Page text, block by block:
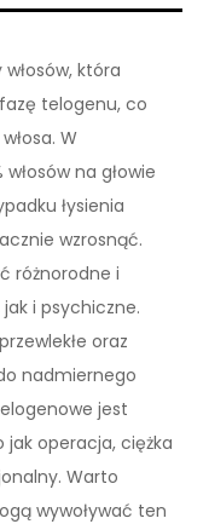
która
telogenu, co
W
na głowie
łysienia
wzrosnąć.
różnorodne i
i psychiczne.
oraz
nadmiernego
jest
jak operacja, ciężka
Warto
wywoływać ten